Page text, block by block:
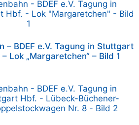
– BDEF e.V. Tagung in Stuttgart
Lok „Margaretchen“ – Bild 1